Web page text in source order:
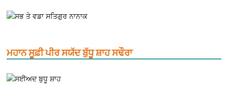
ਮਹਾਨ ਸੂਫ਼ੀ ਪੀਰ ਸਯੱਦ ਬੁੱਧੂ ਸ਼ਾਹ ਸਢੌਰਾ